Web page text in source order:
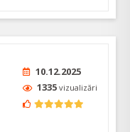
10.12.2025
1335 vizualizări